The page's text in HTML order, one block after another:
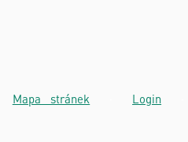
Mapa stránek Login